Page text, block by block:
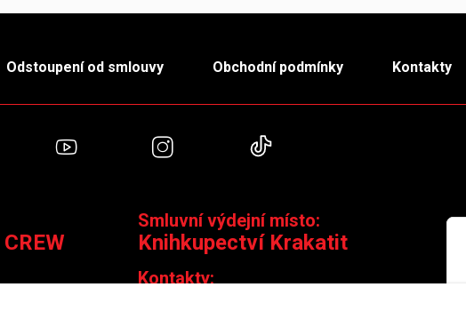
Odstoupení od smlouvy Obchodní podmínky Kontakty
YouTube Instagram
Smluvní výdejní místo:
Knihkupectví Krakatit
Kontakty: